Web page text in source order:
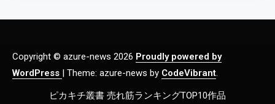
Copyright © azure-news 2026 Proudly powered by
WordPress | Theme: azure-news by CodeVibrant.
ピカキチ叢書 売れ筋ランキングTOP10作品